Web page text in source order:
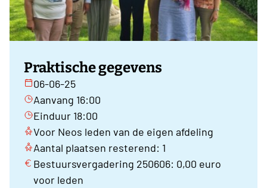
Praktische gegevens
06-06-25
Aanvang 16:00
Einduur 18:00
Voor Neos leden van de eigen afdeling
Aantal plaatsen resterend: 1
Bestuursvergadering 250606: 0,00 euro
voor leden